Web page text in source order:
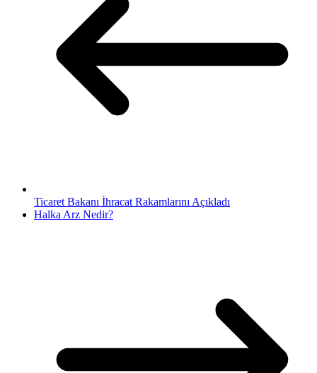
Ticaret Bakanı İhracat Rakamlarını Açıkladı
Halka Arz Nedir?